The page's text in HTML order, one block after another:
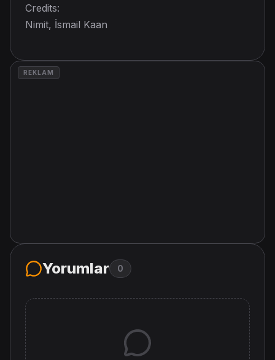
Credits:
Nimit, İsmail Kaan
REKLAM
Yorumlar 0